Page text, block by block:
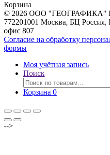
Корзина
© 2026 ООО "ГЕОГРАФИКА"
772201001 Москва, БЦ Россия,
офис 807
Согласие на обработку
формы
Моя учётная запись
Поиск
Искать:
Корзина 0
-->